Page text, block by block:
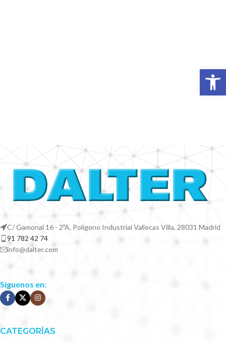
C/ Gamonal 16 - 2ºA, Polígono Industrial Vallecas Villa, 28031 Madrid
91 782 42 74
info@dalter.com
Síguenos en:
CATEGORÍAS
Abrir